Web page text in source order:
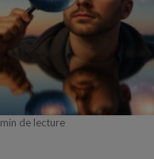
min de lecture